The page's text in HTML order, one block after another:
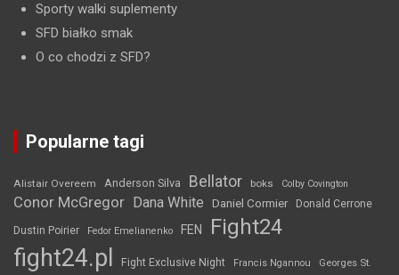
Sporty walki suplementy
SFD białko smak
O co chodzi z SFD?
Popularne tagi
Alistair Overeem Anderson Silva Bellator boks Colby Covington
Conor McGregor Dana White Daniel Cormier Donald Cerrone
Dustin Poirier Fedor Emelianenko FEN Fight24
fight24.pl Fight Exclusive Night Francis Ngannou
Georges St.